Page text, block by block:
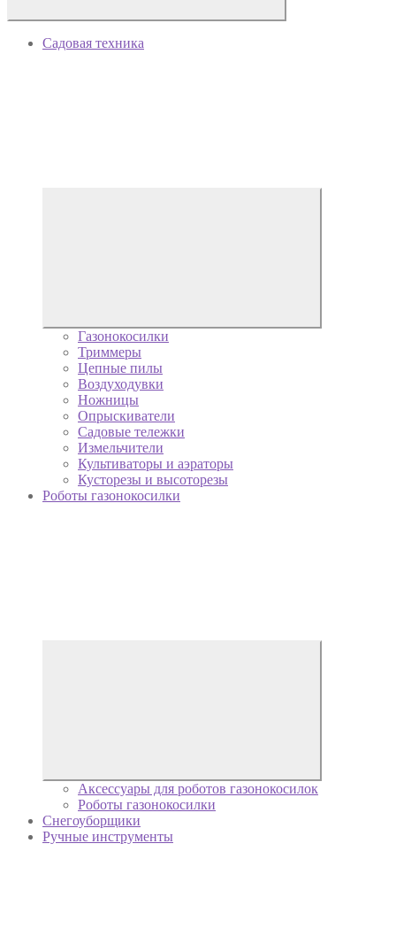
Садовая техника
Газонокосилки
Триммеры
Цепные пилы
Воздуходувки
Ножницы
Опрыскиватели
Садовые тележки
Измельчители
Культиваторы и аэраторы
Кусторезы и высоторезы
Роботы газонокосилки
Аксессуары для роботов газонокосилок
Роботы газонокосилки
Снегоуборщики
Ручные инструменты